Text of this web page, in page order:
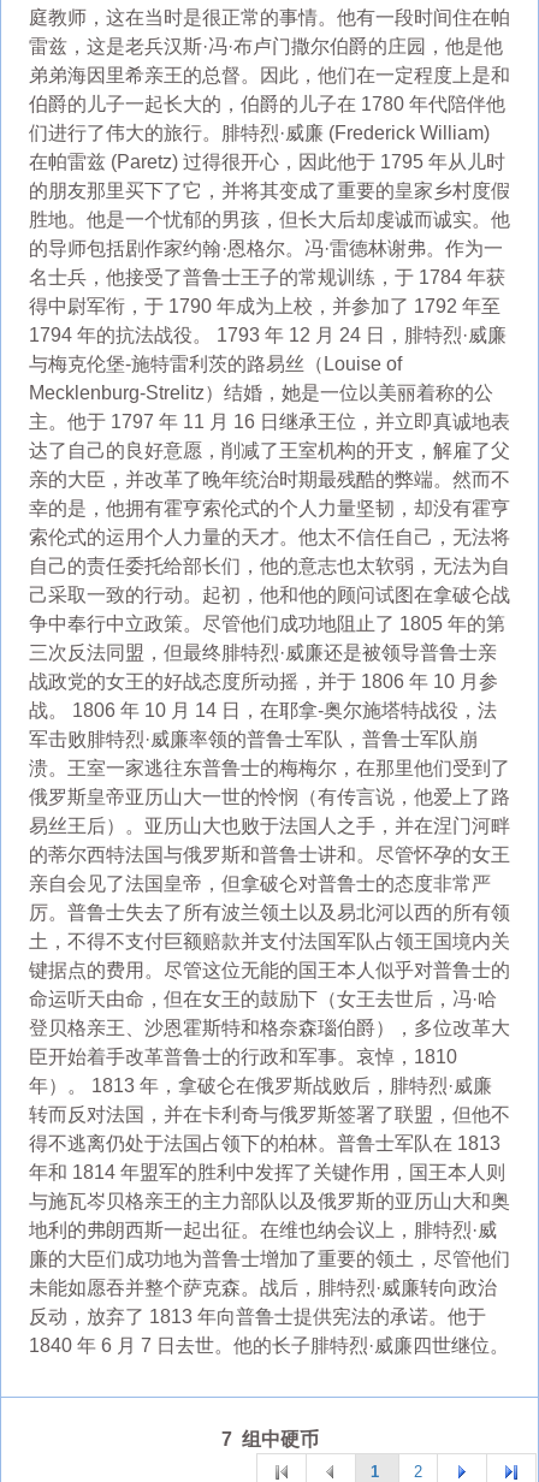
庭教师，这在当时是很正常的事情。他有一段时间住在帕
雷兹，这是老兵汉斯·冯·布卢门撒尔伯爵的庄园，他是他
弟弟海因里希亲王的总督。因此，他们在一定程度上是和
伯爵的儿子一起长大的，伯爵的儿子在 1780 年代陪伴他
们进行了伟大的旅行。腓特烈·威廉 (Frederick William)
在帕雷兹 (Paretz) 过得很开心，因此他于 1795 年从儿时
的朋友那里买下了它，并将其变成了重要的皇家乡村度假
胜地。他是一个忧郁的男孩，但长大后却虔诚而诚实。他
的导师包括剧作家约翰·恩格尔。冯·雷德林谢弗。作为一
名士兵，他接受了普鲁士王子的常规训练，于 1784 年获
得中尉军衔，于 1790 年成为上校，并参加了 1792 年至
1794 年的抗法战役。 1793 年 12 月 24 日，腓特烈·威廉
与梅克伦堡-施特雷利茨的路易丝（Louise of
Mecklenburg-Strelitz）结婚，她是一位以美丽着称的公
主。他于 1797 年 11 月 16 日继承王位，并立即真诚地表
达了自己的良好意愿，削减了王室机构的开支，解雇了父
亲的大臣，并改革了晚年统治时期最残酷的弊端。然而不
幸的是，他拥有霍亨索伦式的个人力量坚韧，却没有霍亨
索伦式的运用个人力量的天才。他太不信任自己，无法将
自己的责任委托给部长们，他的意志也太软弱，无法为自
己采取一致的行动。起初，他和他的顾问试图在拿破仑战
争中奉行中立政策。尽管他们成功地阻止了 1805 年的第
三次反法同盟，但最终腓特烈·威廉还是被领导普鲁士亲
战政党的女王的好战态度所动摇，并于 1806 年 10 月参
战。 1806 年 10 月 14 日，在耶拿-奥尔施塔特战役，法
军击败腓特烈·威廉率领的普鲁士军队，普鲁士军队崩
溃。王室一家逃往东普鲁士的梅梅尔，在那里他们受到了
俄罗斯皇帝亚历山大一世的怜悯（有传言说，他爱上了路
易丝王后）。亚历山大也败于法国人之手，并在涅门河畔
的蒂尔西特法国与俄罗斯和普鲁士讲和。尽管怀孕的女王
亲自会见了法国皇帝，但拿破仑对普鲁士的态度非常严
厉。普鲁士失去了所有波兰领土以及易北河以西的所有领
土，不得不支付巨额赔款并支付法国军队占领王国境内关
键据点的费用。尽管这位无能的国王本人似乎对普鲁士的
命运听天由命，但在女王的鼓励下（女王去世后，冯·哈
登贝格亲王、沙恩霍斯特和格奈森瑙伯爵），多位改革大
臣开始着手改革普鲁士的行政和军事。哀悼，1810
年）。 1813 年，拿破仑在俄罗斯战败后，腓特烈·威廉
转而反对法国，并在卡利奇与俄罗斯签署了联盟，但他不
得不逃离仍处于法国占领下的柏林。普鲁士军队在 1813
年和 1814 年盟军的胜利中发挥了关键作用，国王本人则
与施瓦岑贝格亲王的主力部队以及俄罗斯的亚历山大和奥
地利的弗朗西斯一起出征。在维也纳会议上，腓特烈·威
廉的大臣们成功地为普鲁士增加了重要的领土，尽管他们
未能如愿吞并整个萨克森。战后，腓特烈·威廉转向政治
反动，放弃了 1813 年向普鲁士提供宪法的承诺。他于
1840 年 6 月 7 日去世。他的长子腓特烈·威廉四世继位。
7 组中硬币
1 2